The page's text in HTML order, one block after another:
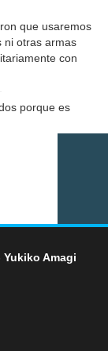
que usaremos
ni otras armas
con
porque es
Amagi